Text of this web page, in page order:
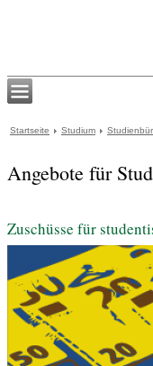
Startseite Studium
Angebote für
Zuschüsse für